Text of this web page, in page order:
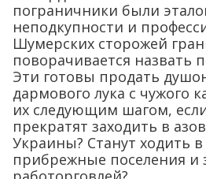
пограничники были
неподкупности и
Шумерских сторожей
поворачивается назвать
Эти готовы продать
дармового лука с чужого
их следующим шагом,
прекратят заходить в
Украины? Станут ходить
прибрежные поселения и